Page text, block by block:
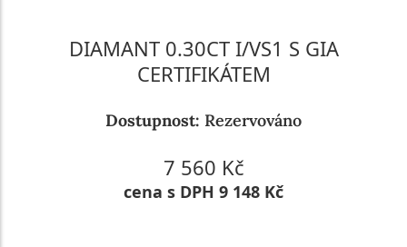
DIAMANT 0.30CT I/VS1 S GIA
CERTIFIKÁTEM
Dostupnost: Rezervováno
7 560 Kč
cena s DPH 9 148 Kč